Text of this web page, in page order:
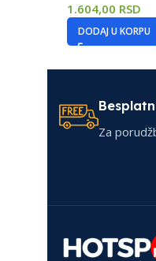
1.604,00 RSD
DODAJ U KORPU
Za